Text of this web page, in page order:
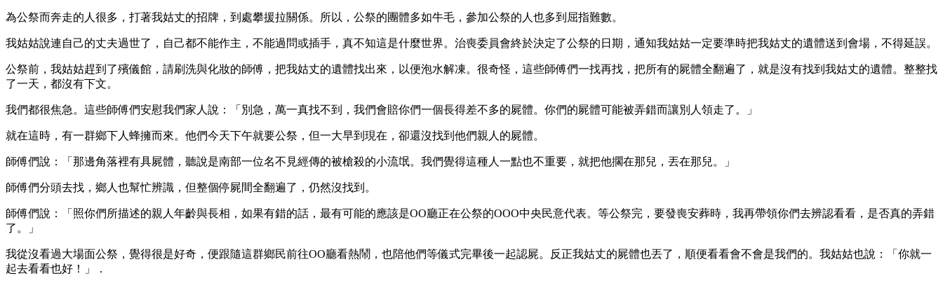
為公祭而奔走的人很多，打著我姑丈的招牌，到處攀援拉關係。所以，公祭的團體多如牛毛，參加公祭的人也多到屈指難數。
我姑姑說連自己的丈夫過世了，自己都不能作主，不能過問或插手，真不知這是什麼世界。治喪委員會終於決定了公祭的日期，通知我姑姑一定要準時把我姑丈的遺體送到會場，不得延誤。
公祭前，我姑姑趕到了殯儀館，請刷洗與化妝的師傅，把我姑丈的遺體找出來，以便泡水解凍。很奇怪，這些師傅們一找再找，把所有的屍體全翻遍了，就是沒有找到我姑丈的遺體。整整找
了一天，都沒有下文。
我們都很焦急。這些師傅們安慰我們家人說：「別急，萬一真找不到，我們會賠你們一個長得差不多的屍體。你們的屍體可能被弄錯而讓別人領走了。」
就在這時，有一群鄉下人蜂擁而來。他們今天下午就要公祭，但一大早到現在，卻還沒找到他們親人的屍體。
師傅們說：「那邊角落裡有具屍體，聽說是南部一位名不見經傳的被槍殺的小流氓。我們覺得這種人一點也不重要，就把他擱在那兒，丟在那兒。」
師傅們分頭去找，鄉人也幫忙辨識，但整個停屍間全翻遍了，仍然沒找到。
師傅們說：「照你們所描述的親人年齡與長相，如果有錯的話，最有可能的應該是OO廳正在公祭的OOO中央民意代表。等公祭完，要發喪安葬時，我再帶領你們去辨認看看，是否真的弄錯
了。」
我從沒看過大場面公祭，覺得很是好奇，便跟隨這群鄉民前往OO廳看熱鬧，也陪他們等儀式完畢後一起認屍。反正我姑丈的屍體也丟了，順便看看會不會是我們的。我姑姑也說：「你就一
起去看看也好！」．